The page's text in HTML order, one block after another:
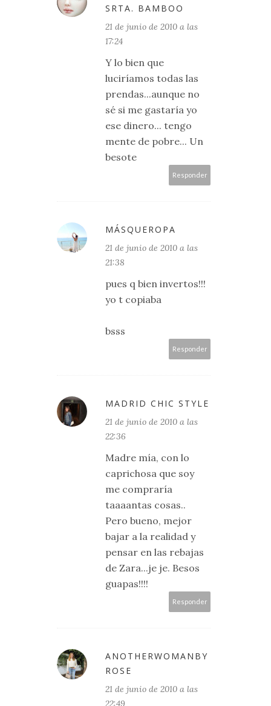
SRTA. BAMBOO
21 de junio de 2010 a las
17:24
Y lo bien que
luciríamos todas las
prendas...aunque no
sé si me gastaría yo
ese dinero... tengo
mente de pobre... Un
besote
Responder
MÁSQUEROPA
21 de junio de 2010 a las
21:38
pues q bien invertos!!!
yo t copiaba
bsss
Responder
MADRID CHIC STYLE
21 de junio de 2010 a las
22:36
Madre mía, con lo
caprichosa que soy
me compraría
taaaantas cosas..
Pero bueno, mejor
bajar a la realidad y
pensar en las rebajas
de Zara...je je. Besos
guapas!!!!
Responder
ANOTHERWOMANBY
ROSE
21 de junio de 2010 a las
22:49